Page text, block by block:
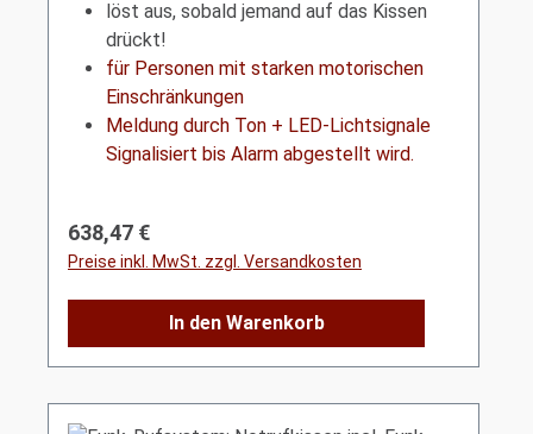
löst aus, sobald jemand auf das Kissen
drückt!
für Personen mit starken motorischen
Einschränkungen
Meldung durch Ton + LED-Lichtsignale
Signalisiert bis Alarm abgestellt wird.
Regulärer Preis:
638,47 €
Preise inkl. MwSt. zzgl. Versandkosten
In den Warenkorb